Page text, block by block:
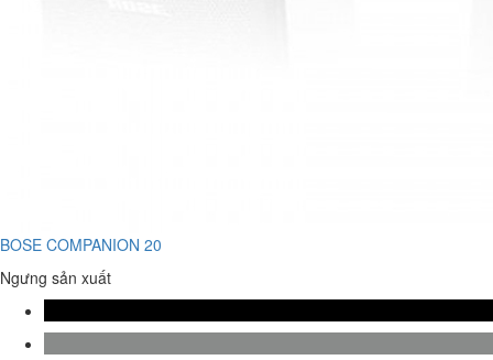
BOSE COMPANION 20
Ngưng sản xuất